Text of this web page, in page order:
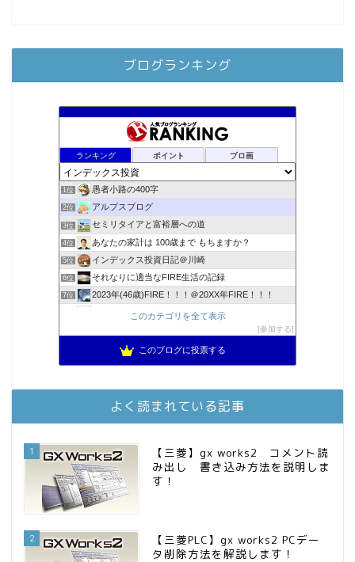
ブログランキング
ランキング ポイント ブロ画
1位 愚者小路の400字
2位 アルプスブログ
3位 セミリタイアと富裕層への道
4位 あなたの家計は 100歳まで もちますか？
5位 インデックス投資日記＠川崎
6位 それなりに適当なFIRE生活の記録
7位 2023年(46歳)FIRE！！！＠20XX年FIRE！！！
降りてからの人生
スパコンSEが効率的投資で一家セミリタイアするブログ
3階建ての資産形成
11位 お金に困らない生活（インデックス投資ブログ）
庶民的家族がインデックス投資でセミリタイア目指してみた
このカテゴリを全て表示
参加する
このブログに投票する
よく読まれている記事
1
【三菱】gx works2 コメント読
み出し 書き込み方法を説明しま
す！
2
【三菱PLC】gx works2 PCデー
タ削除方法を解説します！